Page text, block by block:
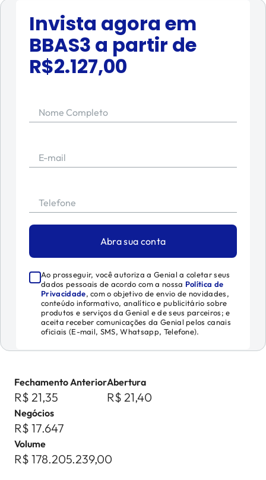
Invista agora em
BBAS3 a partir de
R$2.127,00
Nome Completo
E-mail
Telefone
Abra sua conta
Ao prosseguir, você autoriza a Genial a coletar seus
dados pessoais de acordo com a nossa Política de
Privacidade, com o objetivo de envio de novidades,
conteúdo informativo, analítico e publicitário sobre
produtos e serviços da Genial e de seus parceiros; e
aceita receber comunicações da Genial pelos canais
oficiais (E-mail, SMS, Whatsapp, Telefone).
Fechamento Anterior
R$ 21,35
Abertura
R$ 21,40
Negócios
R$ 17.647
Volume
R$ 178.205.239,00